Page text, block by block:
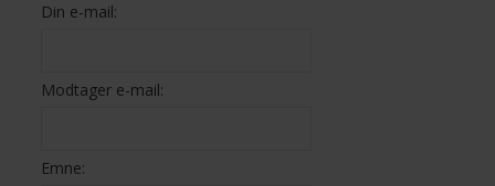
Din e-mail:
Modtager e-mail:
Emne: